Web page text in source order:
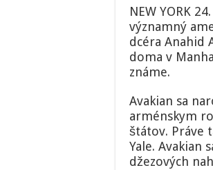
NEW YORK
významný
dcéra Anahid
doma v
známe.
Avakian sa
arménskym
štátov. Práve
Yale. Avakian
džezových